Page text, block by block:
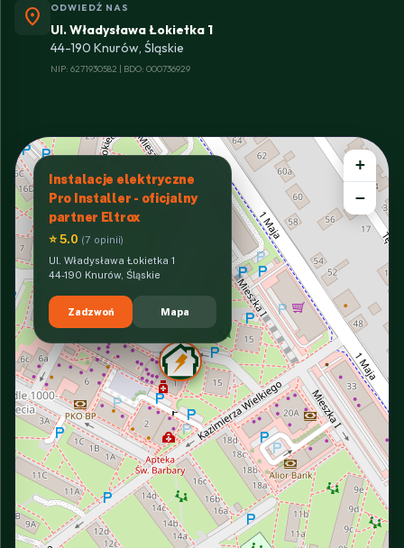
location_on ODWIEDŹ NAS
Ul. Władysława Łokietka 1
44-190 Knurów, Śląskie
NIP: 6271930582 | BDO: 000736929
Instalacje elektryczne
Pro Installer - oficjalny
partner Eltrox
⭐ 5.0 (7 opinii)
Ul. Władysława Łokietka 1
44-190 Knurów, Śląskie
Zadzwoń Mapa
+
−